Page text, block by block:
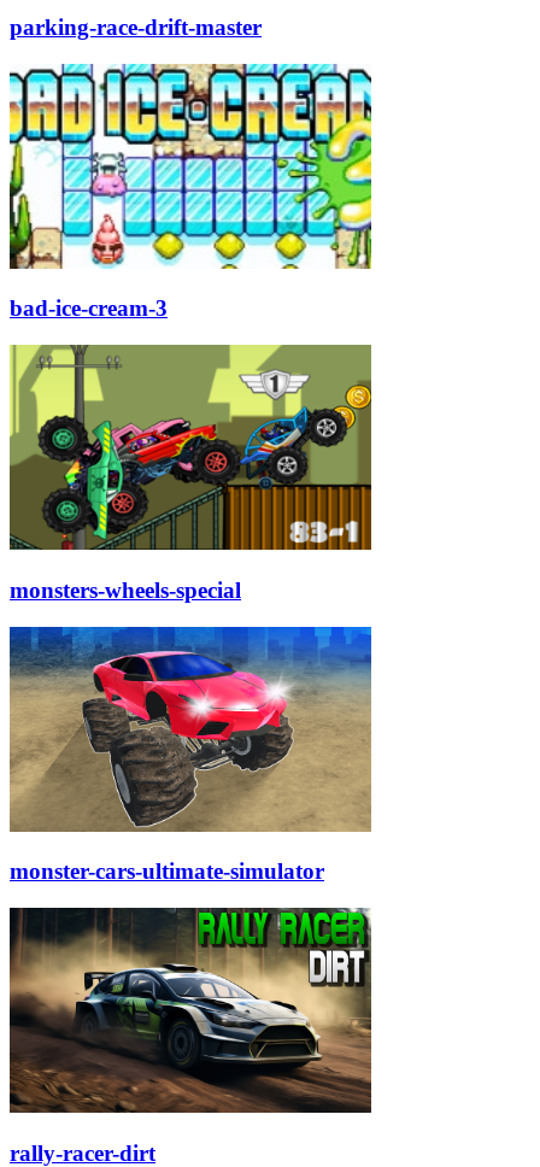
parking-race-drift-master
bad-ice-cream-3
monsters-wheels-special
monster-cars-ultimate-simulator
rally-racer-dirt